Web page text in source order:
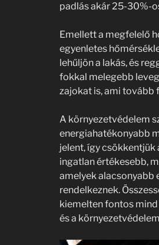
padlás akár 25-30%-
Emellett a megfelelő
egyenletes
lehűljön a lakás, és
fokkal melegebb
zajokat is, ami tovább
A környezetvédelem
energiahatékonyabb
jelent, így csökkentjük
ingatlan értékesebb,
amelyek alacsonyabb
rendelkeznek.
kiemelten fontos
és a